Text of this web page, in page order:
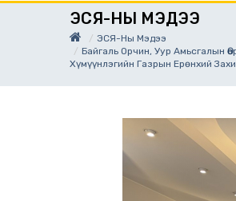
ЭСЯ-НЫ МЭДЭЭ
ЭСЯ-Ны Мэдээ
Байгаль Орчин, Уур Амьсгалын
Хүмүүнлэгийн Газрын Ерөнхий